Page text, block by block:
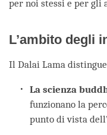
per noi stessi e per gli
L’ambito degli
Il Dalai Lama
La scienza
funzionano la
punto di vista